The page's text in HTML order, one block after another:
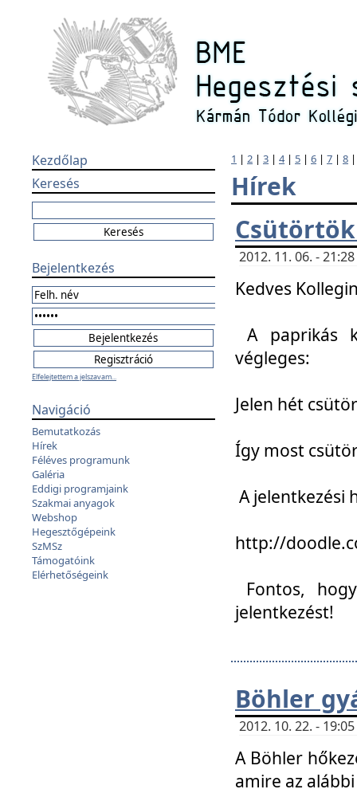
Kezdőlap
Keresés
Bejelentkezés
Elfelejtettem a jelszavam...
Navigáció
Bemutatkozás
Hírek
Féléves programunk
Galéria
Eddigi programjaink
Szakmai anyagok
Webshop
Hegesztőgépeink
SzMSz
Támogatóink
Elérhetőségeink
1 | 2 | 3 | 4| 5 | 6 | 7 | 8
Hírek
2012. 11. 06. -
Kedves
A paprikás
végleges:
Jelen hét
Így most
A jelentkezési
http://
Fontos,
jelentkezést!
Böhler
2012. 10. 22. -
A Böhler
amire az